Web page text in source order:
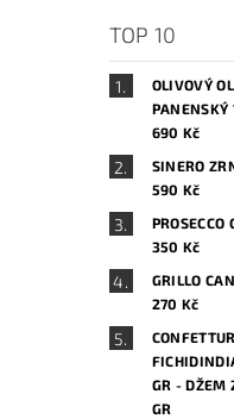
TOP 10
OLIVOVÝ
PANENSKÝ
690 Kč
SINERO
590 Kč
PROSECCO
350 Kč
GRILLO
270 Kč
GR - DŽEM
GR